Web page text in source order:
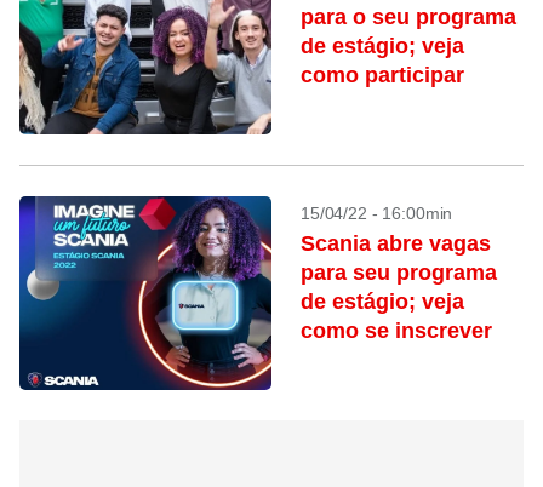
para o seu programa
de estágio; veja
como participar
15/04/22 - 16:00min
Scania abre vagas
para seu programa
de estágio; veja
como se inscrever